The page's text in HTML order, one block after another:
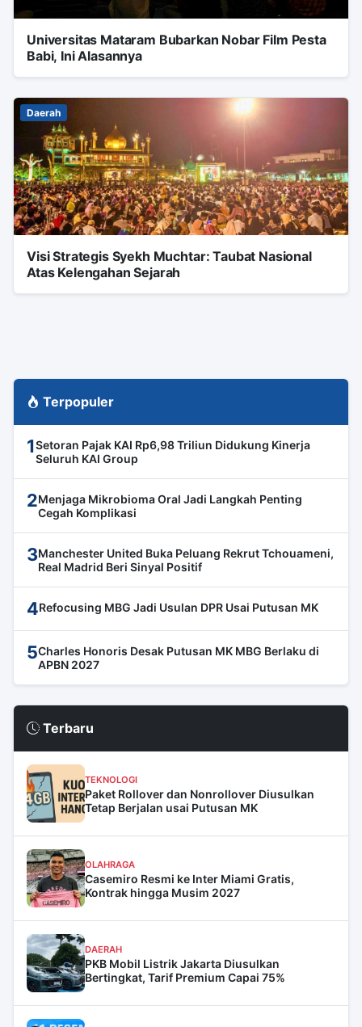
Universitas Mataram Bubarkan Nobar Film Pesta
Babi, Ini Alasannya
Daerah
Visi Strategis Syekh Muchtar: Taubat Nasional
Atas Kelengahan Sejarah
Terpopuler
1Setoran Pajak KAI Rp6,98 Triliun Didukung Kinerja
Seluruh KAI Group
2Menjaga Mikrobioma Oral Jadi Langkah Penting
Cegah Komplikasi
3Manchester United Buka Peluang Rekrut Tchouameni,
Real Madrid Beri Sinyal Positif
4Refocusing MBG Jadi Usulan DPR Usai Putusan MK
5Charles Honoris Desak Putusan MK MBG Berlaku di
APBN 2027
Terbaru
TEKNOLOGI
Paket Rollover dan Nonrollover Diusulkan
Tetap Berjalan usai Putusan MK
OLAHRAGA
Casemiro Resmi ke Inter Miami Gratis,
Kontrak hingga Musim 2027
DAERAH
PKB Mobil Listrik Jakarta Diusulkan
Bertingkat, Tarif Premium Capai 75%